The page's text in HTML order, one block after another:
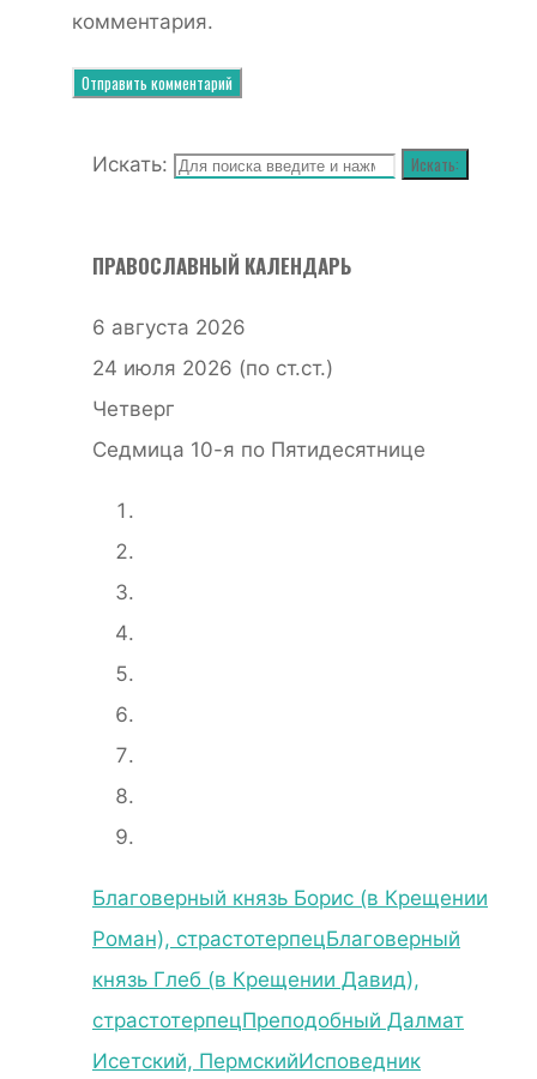
комментария.
Искать: Искать:
ПРАВОСЛАВНЫЙ КАЛЕНДАРЬ
6 августа 2026
24 июля 2026 (по ст.ст.)
Четверг
Седмица 10-я по Пятидесятнице
Благоверный князь Борис (в Крещении
Роман), страстотерпецБлаговерный
князь Глеб (в Крещении Давид),
страстотерпецПреподобный Далмат
Исетский, ПермскийИсповедник